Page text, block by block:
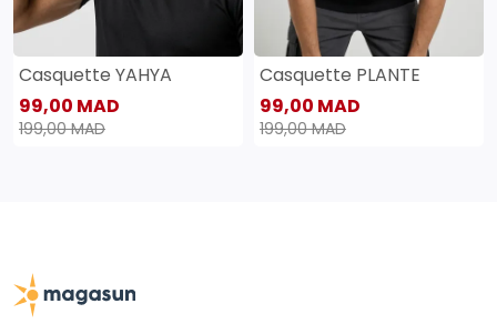
Casquette YAHYA
99,00 MAD
199,00 MAD
Casquette PLANTE
99,00 MAD
199,00 MAD